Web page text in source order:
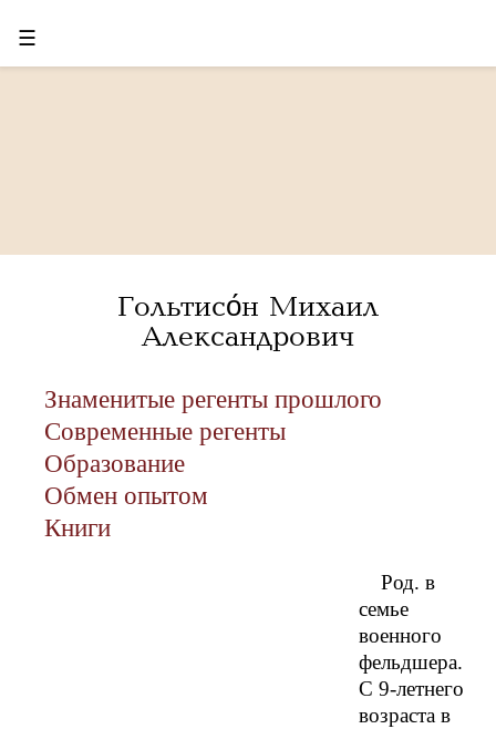
☰
Гольтисо́н Михаил
Александрович
Знаменитые регенты прошлого
Современные регенты
Образование
Обмен опытом
Книги
Род. в
семье
военного
фельдшера.
С 9-летнего
возраста в